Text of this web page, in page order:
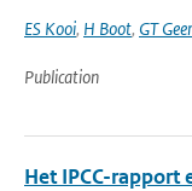
ES Kooi, H Boot, GT
Publication
Het IPCC-rapport